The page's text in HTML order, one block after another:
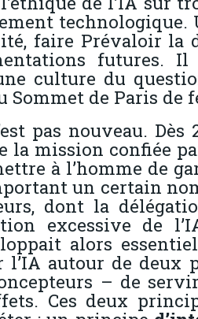
faire Prévaloir
futures.
culture du
de Paris de
pas nouveau.
la mission confiée
à l’homme de
un certain
dont la
excessive de
alors
autour de deux
– de
Ces deux